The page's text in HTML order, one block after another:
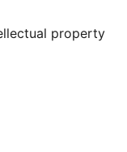
property